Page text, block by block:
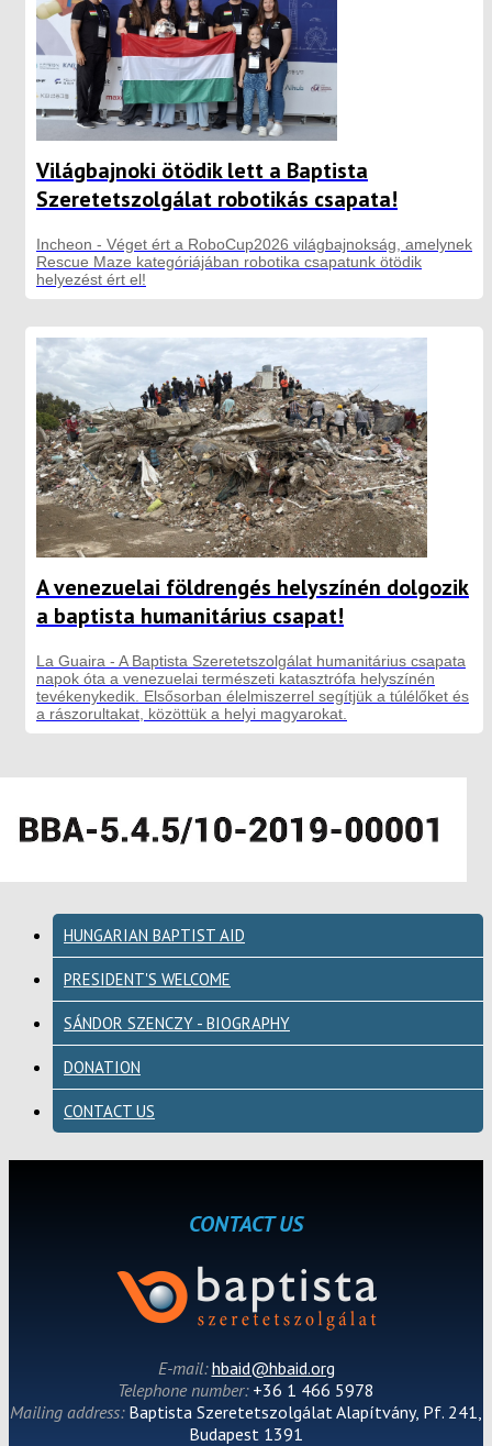
Világbajnoki ötödik lett a Baptista
Szeretetszolgálat robotikás csapata!
Incheon - Véget ért a RoboCup2026 világbajnokság, amelynek
Rescue Maze kategóriájában robotika csapatunk ötödik
helyezést ért el!
A venezuelai földrengés helyszínén dolgozik
a baptista humanitárius csapat!
La Guaira - A Baptista Szeretetszolgálat humanitárius csapata
napok óta a venezuelai természeti katasztrófa helyszínén
tevékenykedik. Elsősorban élelmiszerrel segítjük a túlélőket és
a rászorultakat, közöttük a helyi magyarokat.
HUNGARIAN BAPTIST AID
PRESIDENT'S WELCOME
SÁNDOR SZENCZY - BIOGRAPHY
DONATION
CONTACT US
CONTACT US
E-mail:hbaid@hbaid.org
Telephone number: +36 1 466 5978
Mailing address: Baptista Szeretetszolgálat Alapítvány, Pf. 241,
Budapest 1391